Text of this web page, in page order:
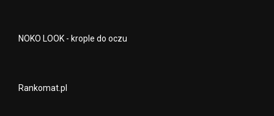
NOKO LOOK - krople do oczu
Rankomat.pl